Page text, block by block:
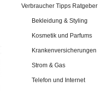
Verbraucher Tipps Ratgeber
Bekleidung & Styling
Kosmetik und Parfums
Krankenversicherungen
Strom & Gas
Telefon und Internet